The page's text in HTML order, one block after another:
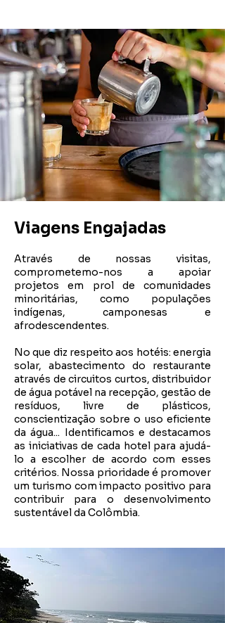
Viagens Engajadas
Através de nossas visitas,
comprometemo-nos a apoiar
projetos em prol de comunidades
minoritárias, como populações
indígenas, camponesas e
afrodescendentes.
No que diz respeito aos hotéis: energia
solar, abastecimento do restaurante
através de circuitos curtos, distribuidor
de água potável na recepção, gestão de
resíduos, livre de plásticos,
conscientização sobre o uso eficiente
da água... Identificamos e destacamos
as iniciativas de cada hotel para ajudá-
lo a escolher de acordo com esses
critérios. Nossa prioridade é promover
um turismo com impacto positivo para
contribuir para o desenvolvimento
sustentável da Colômbia.